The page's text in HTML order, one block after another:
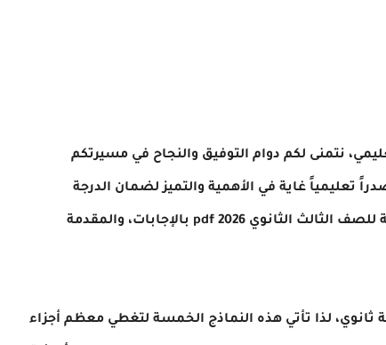
نتمنى لكم دوام التوفيق والنجاح في مسيرتكم
تعليمياً غاية في الأهمية والتميز لضمان الدرجة
النهائية في فرع النحو، وهو تحميل امتحانات النحو التجريبية للصف الثالث الثانوي 2026 pdf بالإجابات، والمقدمة
ثانوي، لذا تأتي هذه النماذج الخمسة لتغطي معظم أجزاء